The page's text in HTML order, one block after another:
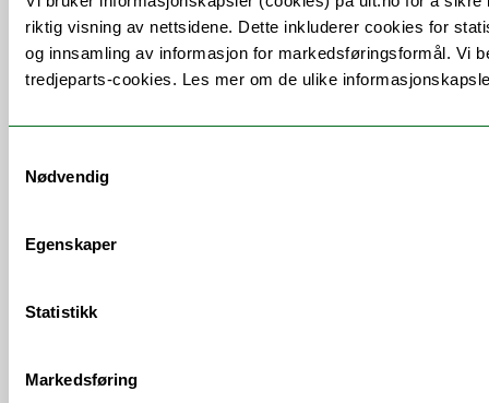
riktig visning av nettsidene. Dette inkluderer cookies for
og innsamling av informasjon for markedsføringsformål. Vi
tredjeparts-cookies. Les mer om de ulike
Nødvendig
Egenskaper
Statistikk
Markedsføring
Notes of a border
amateur archivist
30